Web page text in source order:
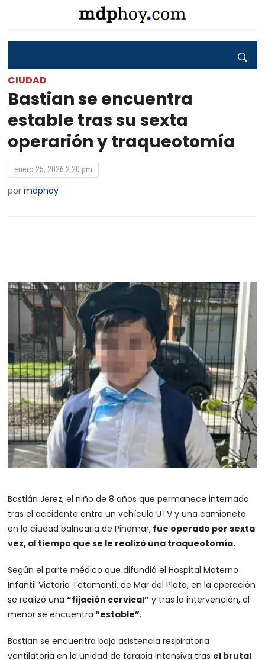
CIUDAD
Bastian se encuentra
estable tras su sexta
operarión y traqueotomía
enero 25, 2026 2:20 pm
pormdphoy
Bastián Jerez, el niño de 8 años que permanece internado
tras el accidente entre un vehículo UTV y una camioneta
en la ciudad balnearia de Pinamar, fue operado por sexta
vez, al tiempo que se le realizó una traqueotomía.
Según el parte médico que difundió el Hospital Materno
Infantil Victorio Tetamanti, de Mar del Plata, en la operación
se realizó una“fijación cervical” y tras la intervención, el
menor se encuentra “estable”.
Bastian se encuentra bajo asistencia respiratoria
ventilatoria en la unidad de terapia intensiva tras el brutal